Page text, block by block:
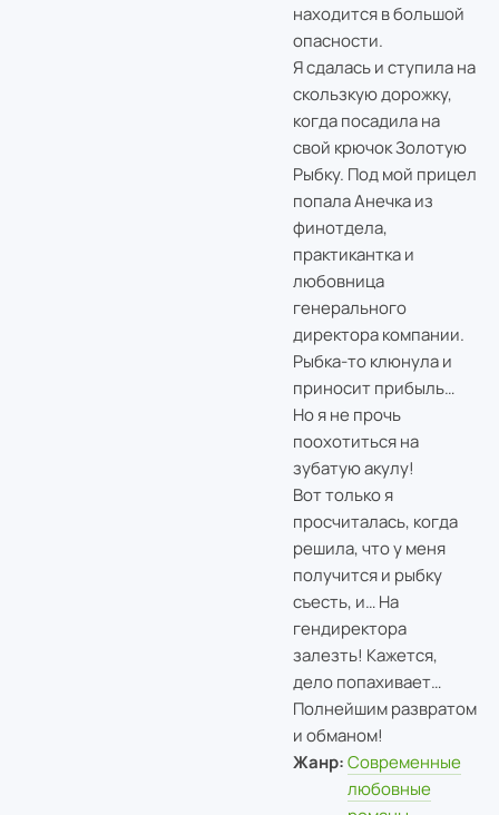
находится в большой
опасности.
Я сдалась и ступила на
скользкую дорожку,
когда посадила на
свой крючок Золотую
Рыбку. Под мой прицел
попала Анечка из
финотдела,
практикантка и
любовница
генерального
директора компании.
Рыбка-то клюнула и
приносит прибыль…
Но я не прочь
поохотиться на
зубатую акулу!
Вот только я
просчиталась, когда
решила, что у меня
получится и рыбку
съесть, и… На
гендиректора
залезть! Кажется,
дело попахивает…
Полнейшим развратом
и обманом!
Жанр: Современные
любовные